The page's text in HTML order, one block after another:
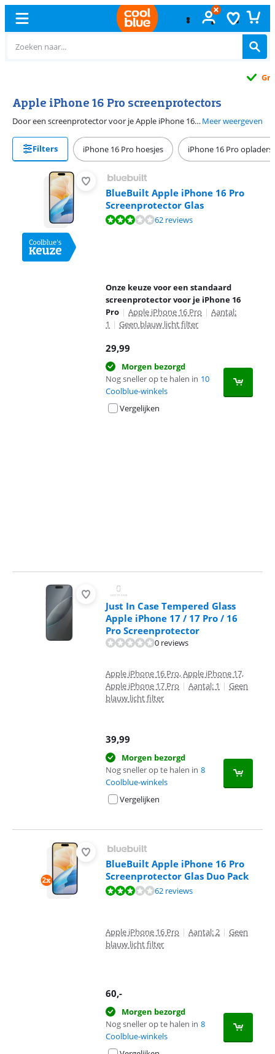
Apple iPhone 16 Pro screenprotectors
Door een screenprotector voor je Apple iPhone 16 Pro te gebruiken, bescherm je je scherm tegen schade. Screenprotectors voorkomen krassen aan het scherm van je iPhone. De screenprotectors zijn gemaakt van glas. Dit zorgt ervoor dat je de screenprotector niet ziet zitten. Een screenprotector met privacy filter zorgt ervoor dat mensen naast je niet met je kunnen meekijken op je scherm. Heb je vaak last van die felle zon? Kies dan voor een anti reflectie screenprotector. Dat is bijvoorbeeld handig op een zonnige dag.Meer weergeven
Filters iPhone 16 Pro hoesjes iPhone 16 Pro opladers
BlueBuilt Apple iPhone 16 Pro
Screenprotector Glas
Beoordeling is 6,1 van de 10, gebaseerd op 62 reviews.
62 reviews
Onze keuze voor een standaard
screenprotector voor je iPhone 16
Pro | Apple iPhone 16 Pro | Aantal:
1 | Geen blauw licht filter
29,99
Morgen bezorgd
Nog sneller op te halen in 10
Coolblue-winkels
Vergelijken
Just In Case Tempered Glass
Apple iPhone 17 / 17 Pro / 16
Pro Screenprotector
0 reviews
Apple iPhone 16 Pro, Apple iPhone 17,
Apple iPhone 17 Pro | Aantal: 1 | Geen
blauw licht filter
39,99
Morgen bezorgd
Nog sneller op te halen in 8
Coolblue-winkels
Vergelijken
BlueBuilt Apple iPhone 16 Pro
Screenprotector Glas Duo Pack
Beoordeling is 6,1 van de 10, gebaseerd op 62 reviews.
62 reviews
Apple iPhone 16 Pro | Aantal: 2 | Geen
blauw licht filter
60,-
Morgen bezorgd
Nog sneller op te halen in 8
Coolblue-winkels